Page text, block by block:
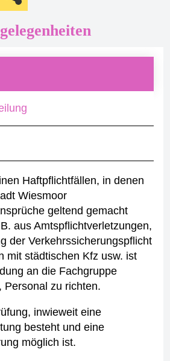
Haftpflichtfällen, in denen
Wiesmoor
geltend gemacht
aus Amtspflichtverletzungen,
der Verkehrssicherungspflicht
mit städtischen Kfz usw. ist
an die Fachgruppe
Personal zu richten.
inwieweit eine
besteht und eine
möglich ist.